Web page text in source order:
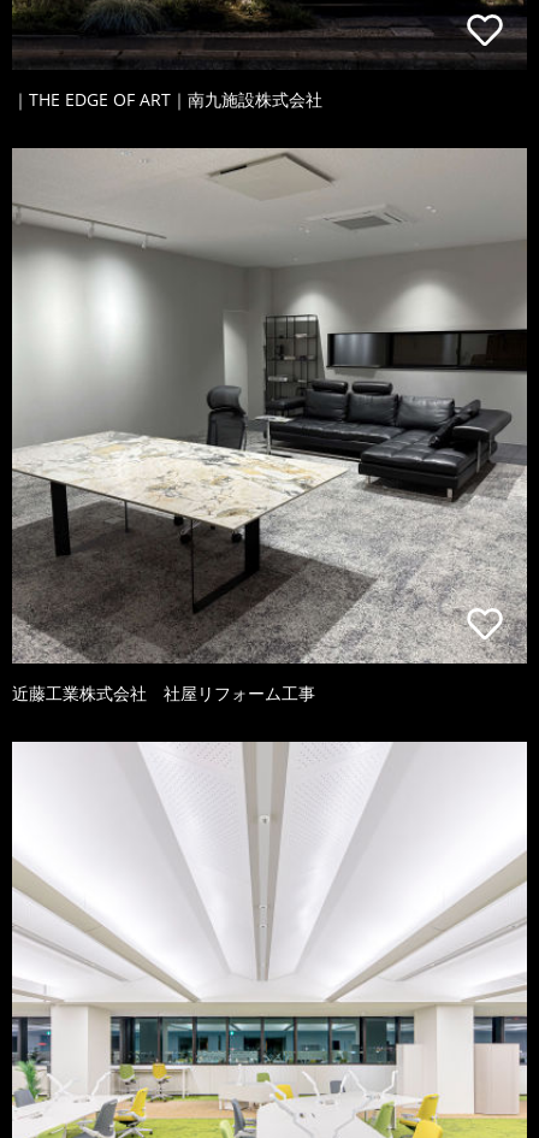
｜THE EDGE OF ART｜南九施設株式会社
近藤工業株式会社 社屋リフォーム工事